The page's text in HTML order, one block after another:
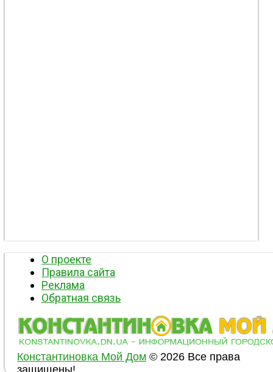
О проекте
Правила сайта
Реклама
Обратная связь
Константиновка Мой Дом © 2026 Все права
защищены!